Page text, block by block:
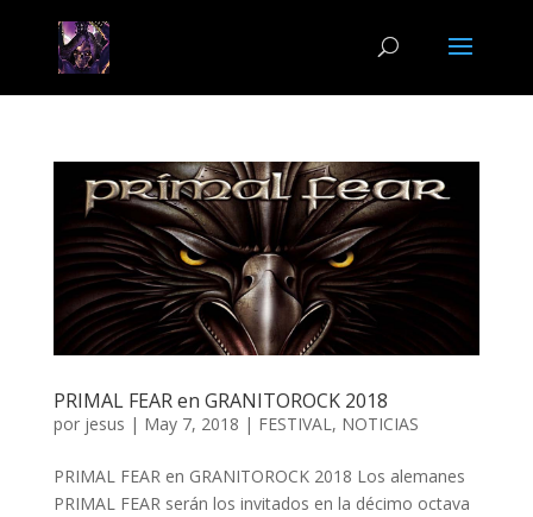
PRIMAL FEAR en GRANITOROCK 2018
por jesus | May 7, 2018 | FESTIVAL, NOTICIAS
PRIMAL FEAR en GRANITOROCK 2018 Los alemanes
PRIMAL FEAR serán los invitados en la décimo octava